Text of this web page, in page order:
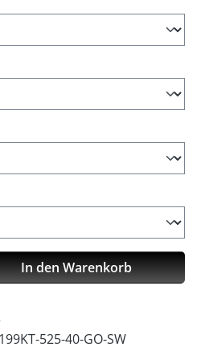
den gewünschten
In den Warenkorb
525-40-GO-SW